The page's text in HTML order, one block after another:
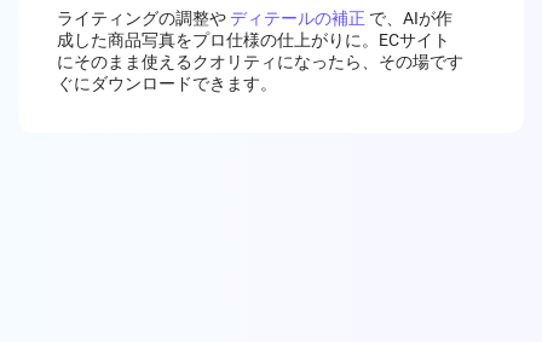
ライティングの調整やディテールの補正 で、AIが作
成した商品写真をプロ仕様の仕上がりに。ECサイト
にそのまま使えるクオリティになったら、その場です
ぐにダウンロードできます。